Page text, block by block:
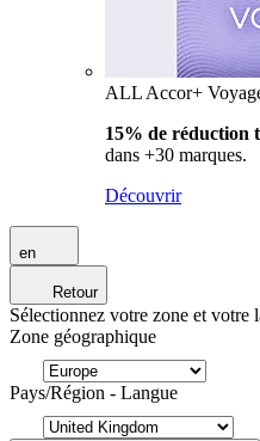
ALL Accor+
15% de réduction
dans +30 marques.
Découvrir
en
Retour
Sélectionnez votre zone et votre
Zone géographique
Pays/Région - Langue